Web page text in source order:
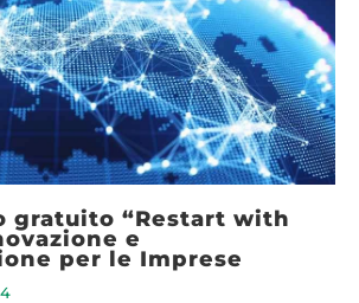
gratuito “Restart with
e
per le Imprese